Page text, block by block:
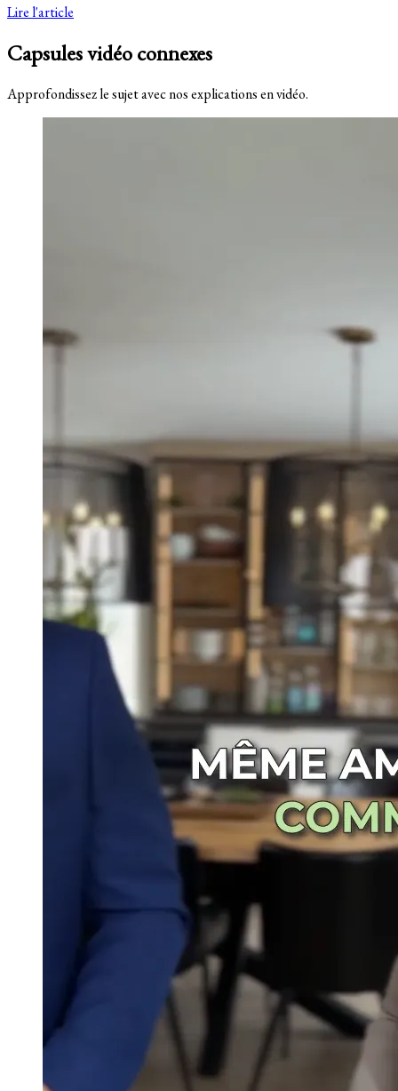
Lire l'article
Capsules vidéo connexes
Approfondissez le sujet avec nos explications en vidéo.